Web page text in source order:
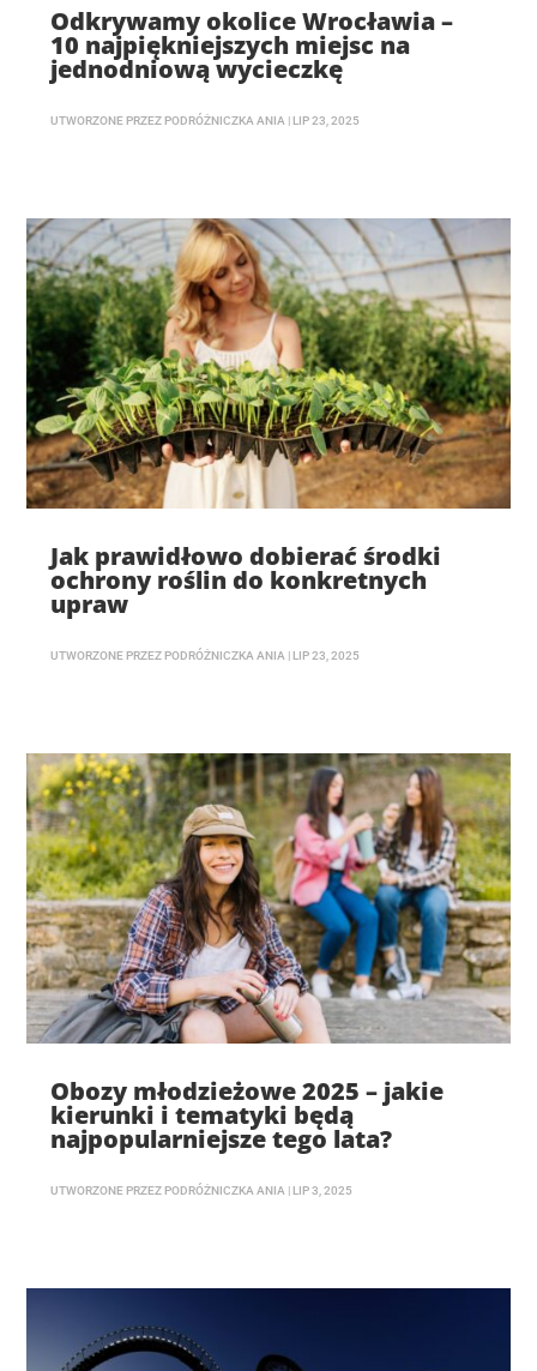
Odkrywamy okolice Wrocławia –
10 najpiękniejszych miejsc na
jednodniową wycieczkę
UTWORZONE PRZEZ PODRÓŻNICZKA ANIA LIP 23, 2025
Jak prawidłowo dobierać środki
ochrony roślin do konkretnych
upraw
UTWORZONE PRZEZ PODRÓŻNICZKA ANIA | LIP 23, 2025
Obozy młodzieżowe 2025 – jakie
kierunki i tematyki będą
najpopularniejsze tego lata?
UTWORZONE PRZEZ PODRÓŻNICZKA ANIA | LIP 3, 2025